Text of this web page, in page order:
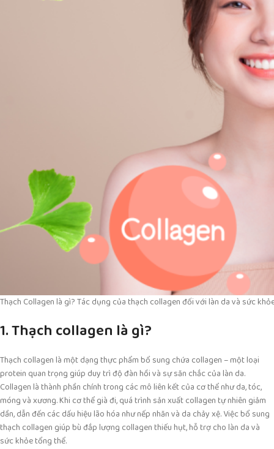
Thạch Collagen là gì? Tác dụng của thạch collagen đối với làn da và sức
1. Thạch collagen là gì?
Thạch collagen là một dạng thực phẩm bổ sung chứa collagen – một loại
protein quan trọng giúp duy trì độ đàn hồi và sự săn chắc của làn da.
Collagen là thành phần chính trong các mô liên kết của cơ thể như da, tóc,
móng và xương. Khi cơ thể già đi, quá trình sản xuất collagen tự nhiên giảm
dần, dẫn đến các dấu hiệu lão hóa như nếp nhăn và da chảy xệ. Việc bổ sung
thạch collagen giúp bù đắp lượng collagen thiếu hụt, hỗ trợ cho làn da và
sức khỏe tổng thể.